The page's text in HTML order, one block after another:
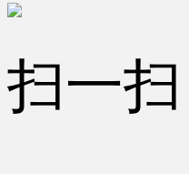
扫一扫